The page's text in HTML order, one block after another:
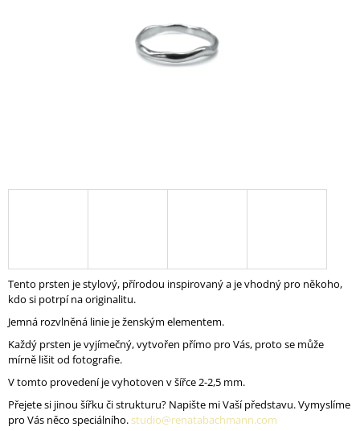
Tento prsten je stylový, přírodou inspirovaný a je vhodný pro někoho,
kdo si potrpí na originalitu.
Jemná rozvlněná linie je ženským elementem.
Každý prsten je vyjímečný, vytvořen přímo pro Vás, proto se může
mírně lišit od fotografie.
V tomto provedení je vyhotoven v šířce 2-2,5 mm.
Přejete si jinou šířku či strukturu? Napište mi Vaší představu. Vymyslíme
pro Vás něco speciálního. studio@renatabachmann.com
O
P
O
U
Č
U
J
E
M
E